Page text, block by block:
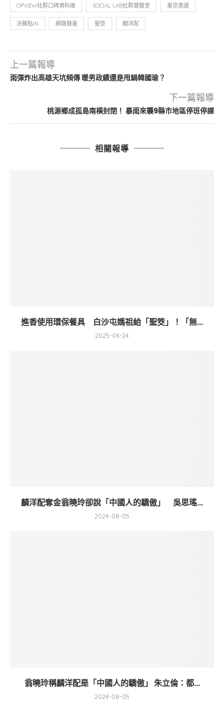
OPVIEW社群口碑資料庫 SOCIAL LAB社群實驗室 東京奧運
決勝點IN 網路聲量 聖筊 麟洋配
上一篇報導
雨彈炸出高雄天坑頻傳 暖男政績還是甩鍋韓國瑜？
下一篇報導
桃源鄉成孤島南橫封閉！ 暴雨來襲9縣市地區停班停課
相關報導
進香使用環保餐具 白沙屯媽祖給「聖筊」！「無...
2025-04-24
麟洋配奪金翁曉玲卻說「中國人的驕傲」 吳思瑤...
2024-08-05
翁曉玲稱麟洋配是「中國人的驕傲」 朱立倫：都...
2024-08-05